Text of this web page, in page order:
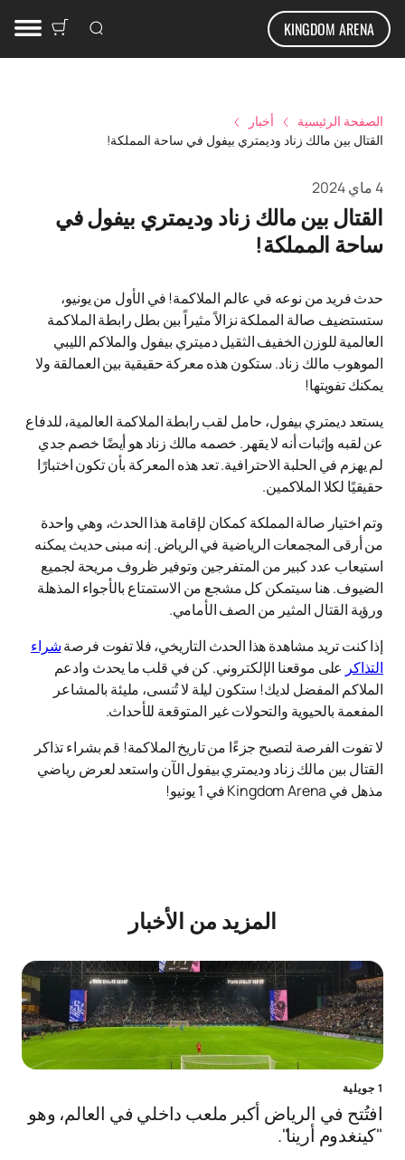
KINGDOM ARENA
الصفحة الرئيسية
أخبار
القتال بين مالك زناد وديمتري بيفول في ساحة المملكة!
4 ماي 2024
القتال بين مالك زناد وديمتري بيفول في
ساحة المملكة!
حدث فريد من نوعه في عالم الملاكمة! في الأول من يونيو،
ستستضيف صالة المملكة نزالاً مثيراً بين بطل رابطة الملاكمة
العالمية للوزن الخفيف الثقيل دميتري بيفول والملاكم الليبي
الموهوب مالك زناد. ستكون هذه معركة حقيقية بين العمالقة ولا
يمكنك تفويتها!
يستعد ديمتري بيفول، حامل لقب رابطة الملاكمة العالمية، للدفاع
عن لقبه وإثبات أنه لا يقهر. خصمه مالك زناد هو أيضًا خصم جدي
لم يهزم في الحلبة الاحترافية. تعد هذه المعركة بأن تكون اختبارًا
حقيقيًا لكلا الملاكمين.
وتم اختيار صالة المملكة كمكان لإقامة هذا الحدث، وهي واحدة
من أرقى المجمعات الرياضية في الرياض. إنه مبنى حديث يمكنه
استيعاب عدد كبير من المتفرجين وتوفير ظروف مريحة لجميع
الضيوف. هنا سيتمكن كل مشجع من الاستمتاع بالأجواء المذهلة
ورؤية القتال المثير من الصف الأمامي.
إذا كنت تريد مشاهدة هذا الحدث التاريخي، فلا تفوت فرصةشراء
التذاكر على موقعنا الإلكتروني. كن في قلب ما يحدث وادعم
الملاكم المفضل لديك! ستكون ليلة لا تُنسى، مليئة بالمشاعر
المفعمة بالحيوية والتحولات غير المتوقعة للأحداث.
لا تفوت الفرصة لتصبح جزءًا من تاريخ الملاكمة! قم بشراء تذاكر
القتال بين مالك زناد وديمتري بيفول الآن واستعد لعرض رياضي
مذهل في Kingdom Arena في 1 يونيو!
المزيد من الأخبار
1 جويلية
افتُتح في الرياض أكبر ملعب داخلي في العالم، وهو
"كينغدوم أرينا".